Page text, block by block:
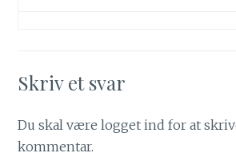
Skriv et svar
Du skal værelogget ind for at
kommentar.